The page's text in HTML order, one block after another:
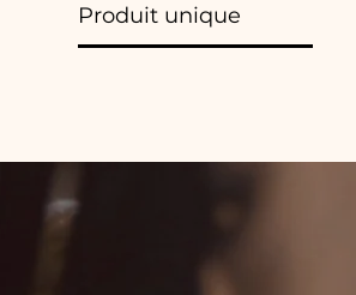
Produit unique